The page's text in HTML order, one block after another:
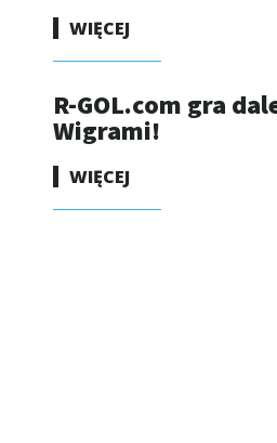
WIĘCEJ
R-GOL.com gra
Wigrami!
WIĘCEJ